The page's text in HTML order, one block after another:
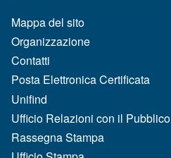
MENÙ FOOTER 1
Mappa del sito
Organizzazione
Contatti
Posta Elettronica Certificata
Unifind
Ufficio Relazioni con il Pubblico
Rassegna Stampa